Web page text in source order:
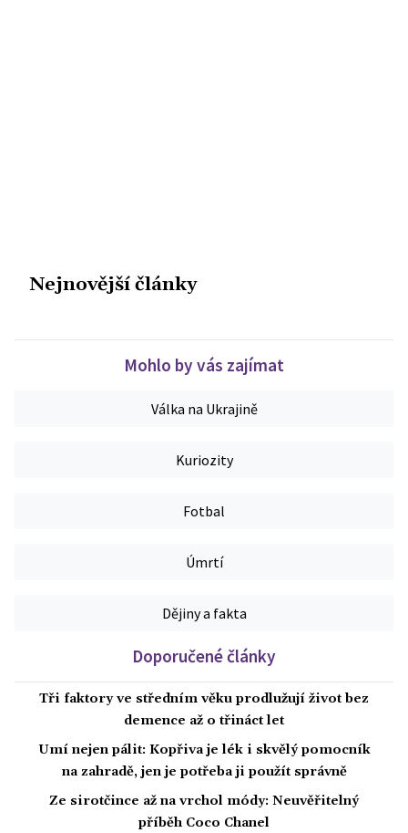
Nejnovější články
Mohlo by vás zajímat
Válka na Ukrajině
Kuriozity
Fotbal
Úmrtí
Dějiny a fakta
Doporučené články
Tři faktory ve středním věku prodlužují život bez
demence až o třináct let
Umí nejen pálit: Kopřiva je lék i skvělý pomocník
na zahradě, jen je potřeba ji použít správně
Ze sirotčince až na vrchol módy: Neuvěřitelný
příběh Coco Chanel